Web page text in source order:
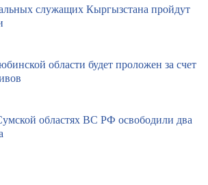
служащих Кыргызстана пройдут
области будет проложен за счет
областях ВС РФ освободили два